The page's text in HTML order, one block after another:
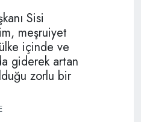
Sisi
meşruiyet
içinde ve
giderek artan
zorlu bir